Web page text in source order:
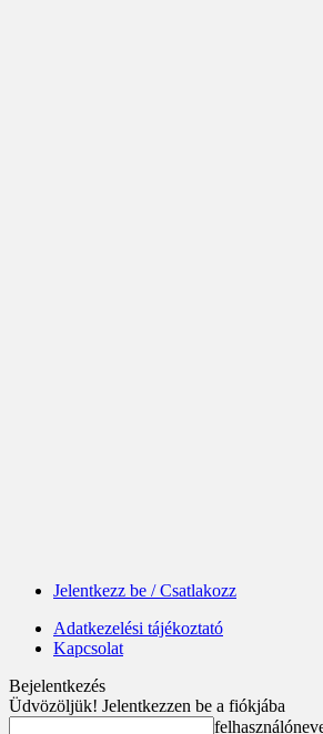
Jelentkezz be / Csatlakozz
Adatkezelési tájékoztató
Kapcsolat
Bejelentkezés
Üdvözöljük! Jelentkezzen be a fiókjába